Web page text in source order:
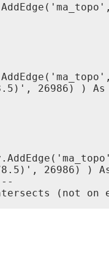
26986) )
26986) )